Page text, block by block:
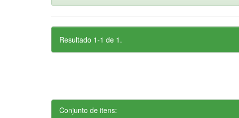
Resultado 1-1 de 1.
Conjunto de itens: